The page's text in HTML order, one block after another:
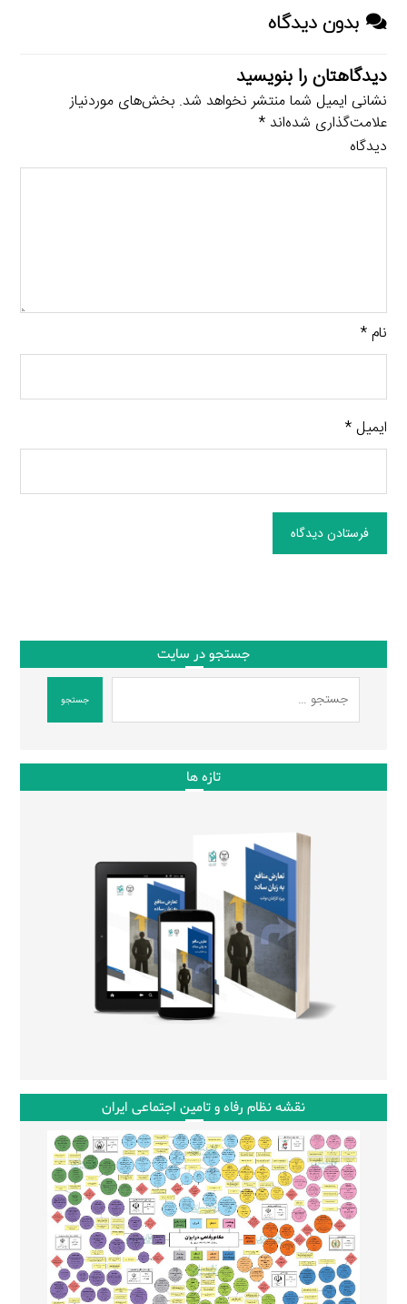
بدون دیدگاه
دیدگاهتان را بنویسید
نشانی ایمیل شما منتشر نخواهد شد. بخش‌های موردنیاز
علامت‌گذاری شده‌اند*
دیدگاه
نام*
ایمیل*
فرستادن دیدگاه
جستجو در سایت
جستجو
تازه ها
نقشه نظام رفاه و تامین اجتماعی ایران